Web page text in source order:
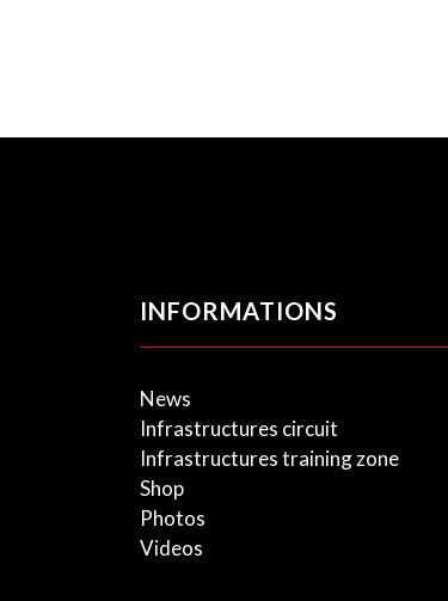
INFORMATIONS
News
Infrastructures circuit
Infrastructures training zone
Shop
Photos
Videos